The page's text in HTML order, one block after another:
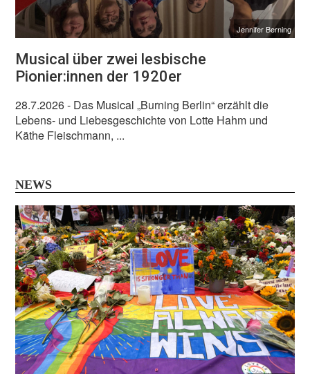
Jennifer Berning
Musical über zwei lesbische
Pionier:innen der 1920er
28.7.2026- Das Musical „Burning Berlin“ erzählt die
Lebens- und Liebesgeschichte von Lotte Hahm und
Käthe Fleischmann, ...
NEWS